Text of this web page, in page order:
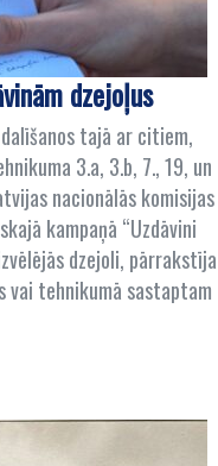
dzejoļus
tajā ar citiem,
3.a, 3.b, 7., 19, un
nacionālās komisijas
kampaņā “Uzdāvini
dzejoli, pārrakstīja
vai tehnikumā sastaptam